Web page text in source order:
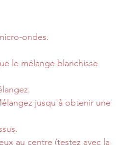
ondes.
le mélange blanchisse
jusqu'à obtenir une
au centre (testez avec la